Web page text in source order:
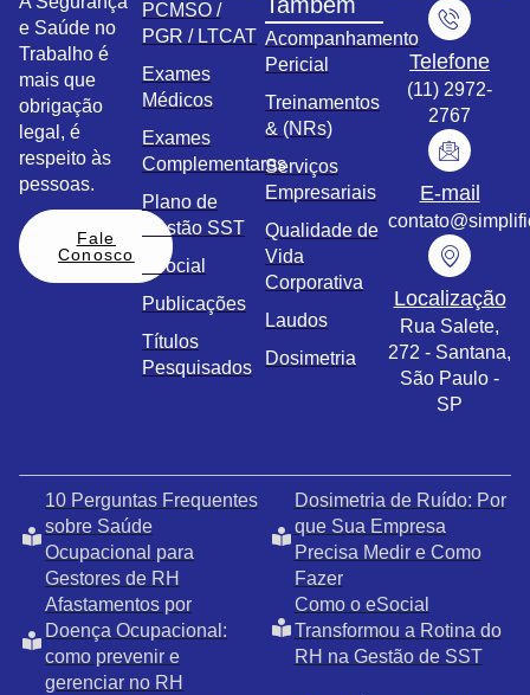
e Saúde no
Trabalho é
mais que
obrigação
legal, é
respeito às
pessoas.
Fale
Conosco
PCMSO /
PGR / LTCAT
Exames
Médicos
Exames
Complementares
Plano de
Gestão SST
eSocial
Publicações
Títulos
Pesquisados
Acompanhamento
Pericial
Treinamentos
& (NRs)
Serviços
Empresariais
Qualidade de
Vida
Corporativa
Laudos
Dosimetria
Telefone
(11) 2972-
2767
E-mail
Localização
Rua Salete,
272 - Santana,
São Paulo -
SP
10 Perguntas Frequentes
sobre Saúde
Ocupacional para
Gestores de RH
Dosimetria de Ruído: Por
que Sua Empresa
Precisa Medir e Como
Fazer
Afastamentos por
Doença Ocupacional:
como prevenir e
gerenciar no RH
Como o eSocial
Transformou a Rotina do
RH na Gestão de SST